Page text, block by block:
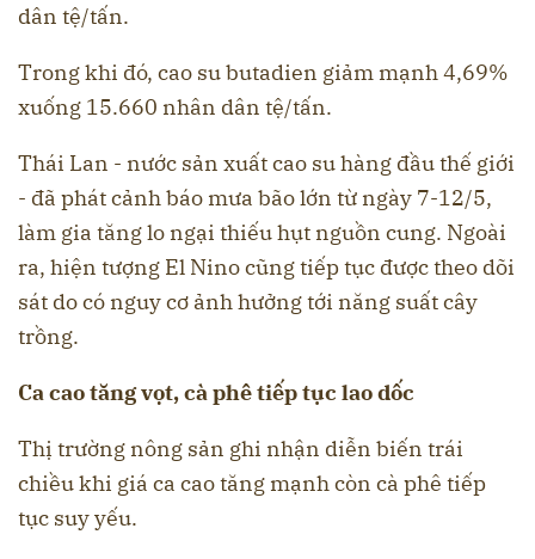
dân tệ/tấn.
Trong khi đó, cao su butadien giảm mạnh 4,69%
xuống 15.660 nhân dân tệ/tấn.
Thái Lan - nước sản xuất cao su hàng đầu thế giới
- đã phát cảnh báo mưa bão lớn từ ngày 7-12/5,
làm gia tăng lo ngại thiếu hụt nguồn cung. Ngoài
ra, hiện tượng El Nino cũng tiếp tục được theo dõi
sát do có nguy cơ ảnh hưởng tới năng suất cây
trồng.
Ca cao tăng vọt, cà phê tiếp tục lao dốc
Thị trường nông sản ghi nhận diễn biến trái
chiều khi giá ca cao tăng mạnh còn cà phê tiếp
tục suy yếu.